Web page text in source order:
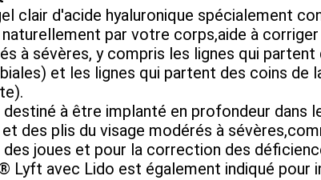
clair d'acide hyaluronique spécialement
par votre corps,aide à
à sévères, y compris les lignes qui
et les lignes qui partent des coins de
à être implanté en profondeur dans
des plis du visage modérés à
joues et pour la correction des
Lyft avec Lido est également indiqué pour